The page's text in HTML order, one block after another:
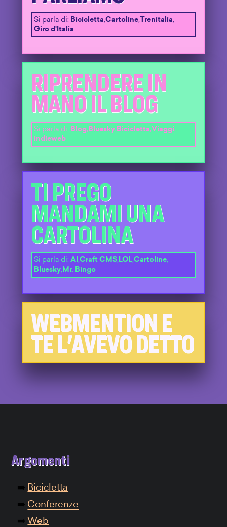
Si parla di: Bicicletta,Cartoline,Trenitalia,
Giro d'Italia
RIPRENDERE IN
MANO IL BLOG
Si parla di: Blog, Bluesky, Bicicletta,Viaggi,
indieweb
TI PREGO
MANDAMI UNA
CARTOLINA
Si parla di: AI ,Craft CMS,LOL,Cartoline,
Bluesky,Mr. Bingo
WEBMENTION E
TE L'AVEVO DETTO
Argomenti
Bicicletta
Conferenze
Web